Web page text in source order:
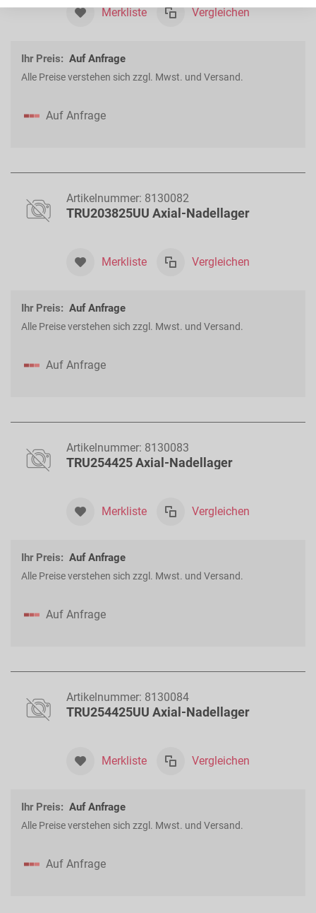
Merkliste Vergleichen
Ihr Preis: Auf Anfrage
Alle Preise verstehen sich zzgl. Mwst. und Versand.
Auf Anfrage
Artikelnummer: 8130082
TRU203825UU Axial-Nadellager
Merkliste Vergleichen
Ihr Preis: Auf Anfrage
Alle Preise verstehen sich zzgl. Mwst. und Versand.
Auf Anfrage
Artikelnummer: 8130083
TRU254425 Axial-Nadellager
Merkliste Vergleichen
Ihr Preis: Auf Anfrage
Alle Preise verstehen sich zzgl. Mwst. und Versand.
Auf Anfrage
Artikelnummer: 8130084
TRU254425UU Axial-Nadellager
Merkliste Vergleichen
Ihr Preis: Auf Anfrage
Alle Preise verstehen sich zzgl. Mwst. und Versand.
Auf Anfrage